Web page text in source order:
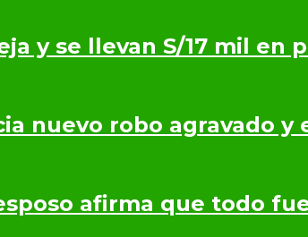
y se llevan S/17 mil en
nuevo robo agravado y
afirma que todo